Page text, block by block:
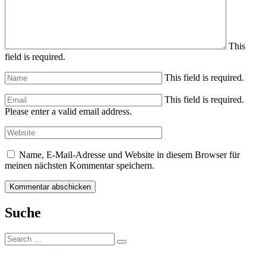
This
field is required.
This field is required.
This field is required.
Please enter a valid email address.
Name, E-Mail-Adresse und Website in diesem Browser für
meinen nächsten Kommentar speichern.
Suche
Search
for:
Search